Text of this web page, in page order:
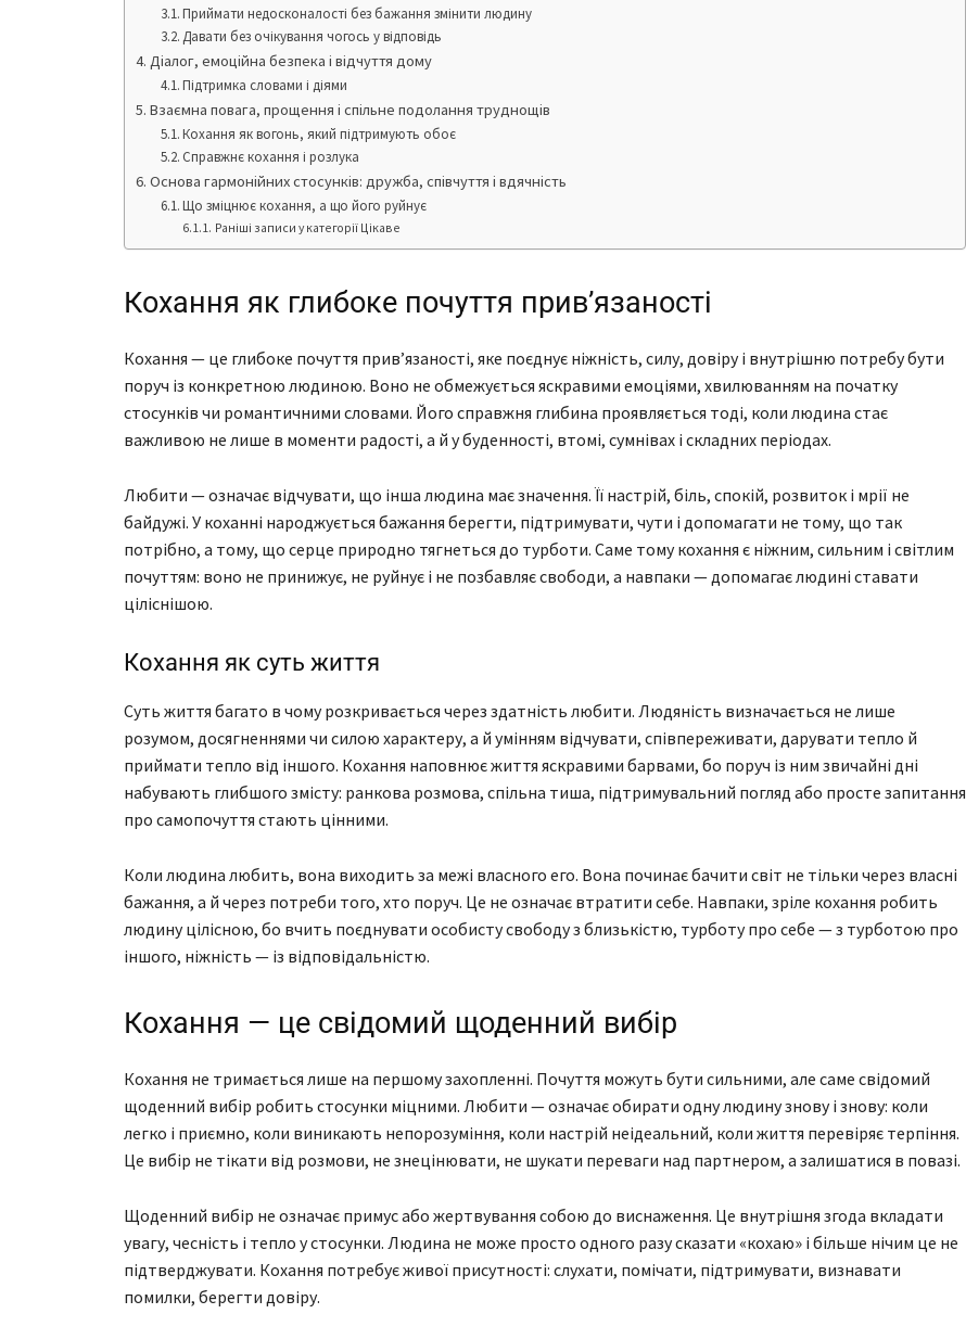
Приймати недосконалості без бажання змінити людину
Давати без очікування чогось у відповідь
Діалог, емоційна безпека і відчуття дому
Підтримка словами і діями
Взаємна повага, прощення і спільне подолання труднощів
Кохання як вогонь, який підтримують обоє
Справжнє кохання і розлука
Основа гармонійних стосунків: дружба, співчуття і вдячність
Що зміцнює кохання, а що його руйнує
Раніші записи у категорії Цікаве
Кохання як глибоке почуття прив’язаності
Кохання — це глибоке почуття прив’язаності, яке поєднує ніжність, силу, довіру і внутрішню потребу бути
поруч із конкретною людиною. Воно не обмежується яскравими емоціями, хвилюванням на початку
стосунків чи романтичними словами. Його справжня глибина проявляється тоді, коли людина стає
важливою не лише в моменти радості, а й у буденності, втомі, сумнівах і складних періодах.
Любити — означає відчувати, що інша людина має значення. Її настрій, біль, спокій, розвиток і мрії не
байдужі. У коханні народжується бажання берегти, підтримувати, чути і допомагати не тому, що так
потрібно, а тому, що серце природно тягнеться до турботи. Саме тому кохання є ніжним, сильним і світлим
почуттям: воно не принижує, не руйнує і не позбавляє свободи, а навпаки — допомагає людині ставати
ціліснішою.
Кохання як суть життя
Суть життя багато в чому розкривається через здатність любити. Людяність визначається не лише
розумом, досягненнями чи силою характеру, а й умінням відчувати, співпереживати, дарувати тепло й
приймати тепло від іншого. Кохання наповнює життя яскравими барвами, бо поруч із ним звичайні дні
набувають глибшого змісту: ранкова розмова, спільна тиша, підтримувальний погляд або просте запитання
про самопочуття стають цінними.
Коли людина любить, вона виходить за межі власного его. Вона починає бачити світ не тільки через власні
бажання, а й через потреби того, хто поруч. Це не означає втратити себе. Навпаки, зріле кохання робить
людину цілісною, бо вчить поєднувати особисту свободу з близькістю, турботу про себе — з турботою про
іншого, ніжність — із відповідальністю.
Кохання — це свідомий щоденний вибір
Кохання не тримається лише на першому захопленні. Почуття можуть бути сильними, але саме свідомий
щоденний вибір робить стосунки міцними. Любити — означає обирати одну людину знову і знову: коли
легко і приємно, коли виникають непорозуміння, коли настрій неідеальний, коли життя перевіряє терпіння.
Це вибір не тікати від розмови, не знецінювати, не шукати переваги над партнером, а залишатися в повазі.
Щоденний вибір не означає примус або жертвування собою до виснаження. Це внутрішня згода вкладати
увагу, чесність і тепло у стосунки. Людина не може просто одного разу сказати «кохаю» і більше нічим це не
підтверджувати. Кохання потребує живої присутності: слухати, помічати, підтримувати, визнавати
помилки, берегти довіру.